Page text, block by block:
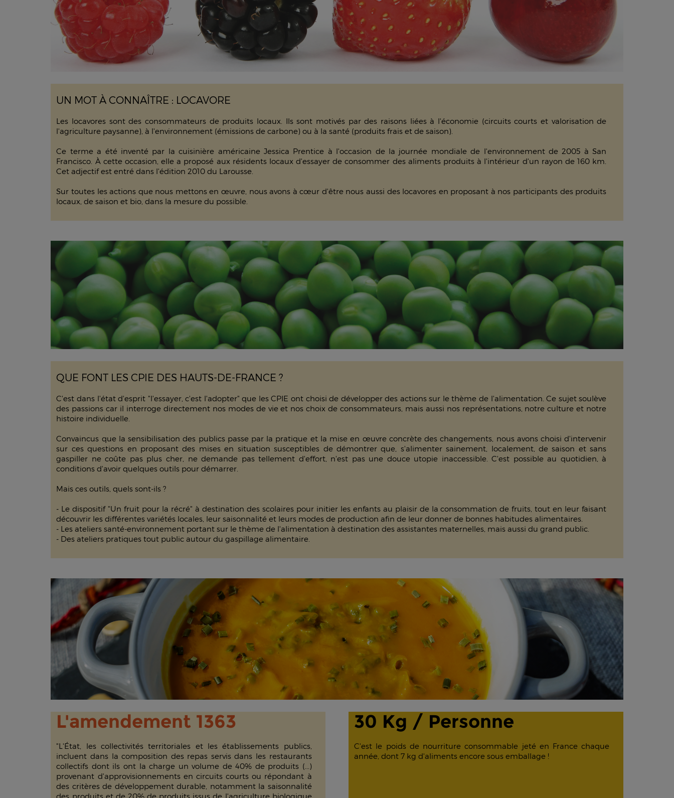
UN MOT À CONNAÎTRE : LOCAVORE
Les locavores sont des consommateurs de produits locaux. Ils sont motivés par des raisons liées à l'économie (circuits courts et valorisation de
l'agriculture paysanne), à l'environnement (émissions de carbone) ou à la santé (produits frais et de saison).
Ce terme a été inventé par la cuisinière américaine Jessica Prentice à l'occasion de la journée mondiale de l'environnement de 2005 à San
Francisco. À cette occasion, elle a proposé aux résidents locaux d'essayer de consommer des aliments produits à l'intérieur d'un rayon de 160 km.
Cet adjectif est entré dans l'édition 2010 du Larousse.
Sur toutes les actions que nous mettons en œuvre, nous avons à cœur d'être nous aussi des locavores en proposant à nos participants des produits
locaux, de saison et bio, dans la mesure du possible.
QUE FONT LES CPIE DES HAUTS-DE-FRANCE ?
C'est dans l'état d'esprit "l'essayer, c'est l'adopter" que les CPIE ont choisi de développer des actions sur le thème de l'alimentation. Ce sujet soulève
des passions car il interroge directement nos modes de vie et nos choix de consommateurs, mais aussi nos représentations, notre culture et notre
histoire individuelle.
Convaincus que la sensibilisation des publics passe par la pratique et la mise en œuvre concrète des changements, nous avons choisi d'intervenir
sur ces questions en proposant des mises en situation susceptibles de démontrer que, s'alimenter sainement, localement, de saison et sans
gaspiller ne coûte pas plus cher, ne demande pas tellement d'effort, n'est pas une douce utopie inaccessible. C'est possible au quotidien, à
conditions d'avoir quelques outils pour démarrer.
Mais ces outils, quels sont-ils ?
- Le dispositif "Un fruit pour la récré" à destination des scolaires pour initier les enfants au plaisir de la consommation de fruits, tout en leur faisant
découvrir les différentes variétés locales, leur saisonnalité et leurs modes de production afin de leur donner de bonnes habitudes alimentaires.
- Les ateliers santé-environnement portant sur le thème de l'alimentation à destination des assistantes maternelles, mais aussi du grand public.
- Des ateliers pratiques tout public autour du gaspillage alimentaire.
L'amendement 1363
"L'État, les collectivités territoriales et les établissements publics,
incluent dans la composition des repas servis dans les restaurants
collectifs dont ils ont la charge un volume de 40% de produits (...)
provenant d'approvisionnements en circuits courts ou répondant à
des critères de développement durable, notamment la saisonnalité
des produits et de 20% de produits issus de l'agriculture biologique
30 Kg / Personne
C'est le poids de nourriture consommable jeté en France chaque
année, dont 7 kg d'aliments encore sous emballage !